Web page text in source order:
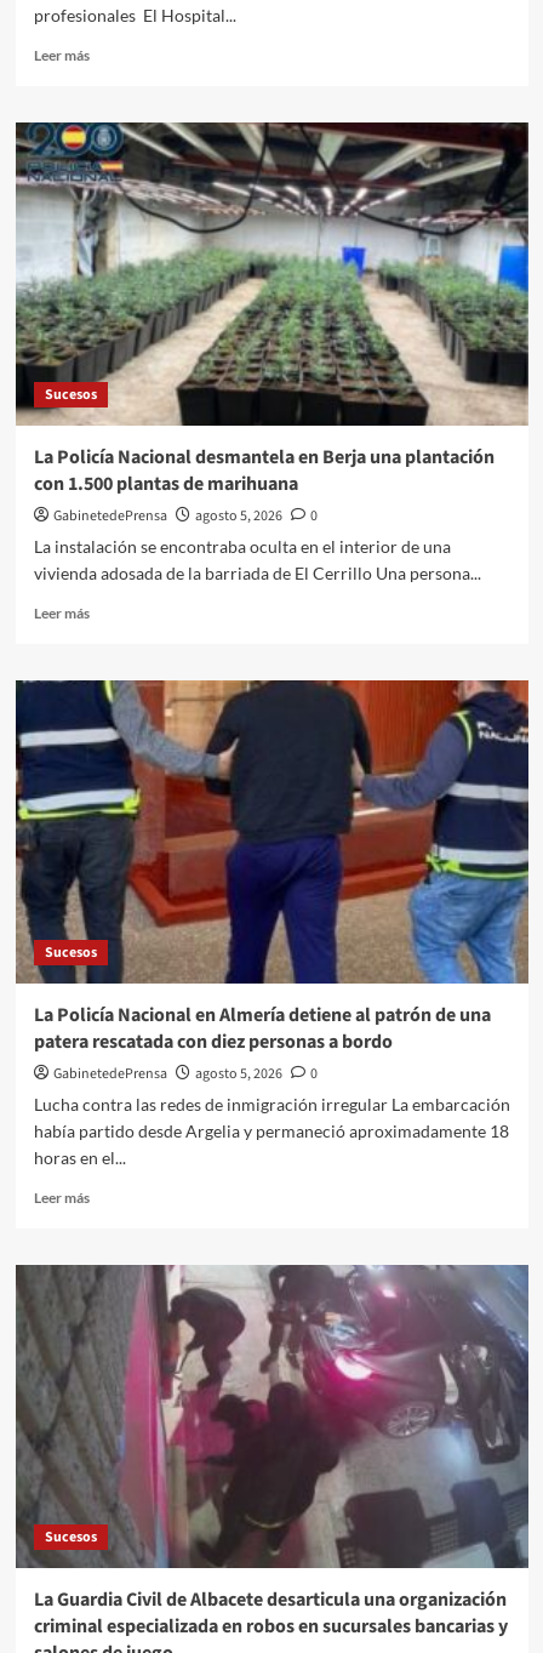
profesionales El Hospital...
Leer másLeer
El
Hospital
Universitario
Torrecárdenas
ofertó
2.500
plazas
de
formación
a
sus
profesionales
de
enero
junio
Sucesos
La Policía Nacional desmantela en Berja una plantación
con 1.500 plantas de marihuana
GabinetedePrensa agosto 5, 2026
0
La instalación se encontraba oculta en el interior de una
vivienda adosada de la barriada de El Cerrillo Una persona...
Leer másLeer
La
Policía
Nacional
desmantela
Berja
una
con
1.500
plantas
de
marihuana
Sucesos
La Policía Nacional en Almería detiene al patrón de una
patera rescatada con diez personas a bordo
GabinetedePrensa agosto 5, 2026
0
Lucha contra las redes de inmigración irregular La embarcación
había partido desde Argelia y permaneció aproximadamente 18
horas en el...
Leer másLeer
La
Policía
Nacional
en
detiene
patrón
de
una
rescatada
con
diez
a
bordo
Sucesos
La Guardia Civil de Albacete desarticula una organización
criminal especializada en robos en sucursales bancarias y